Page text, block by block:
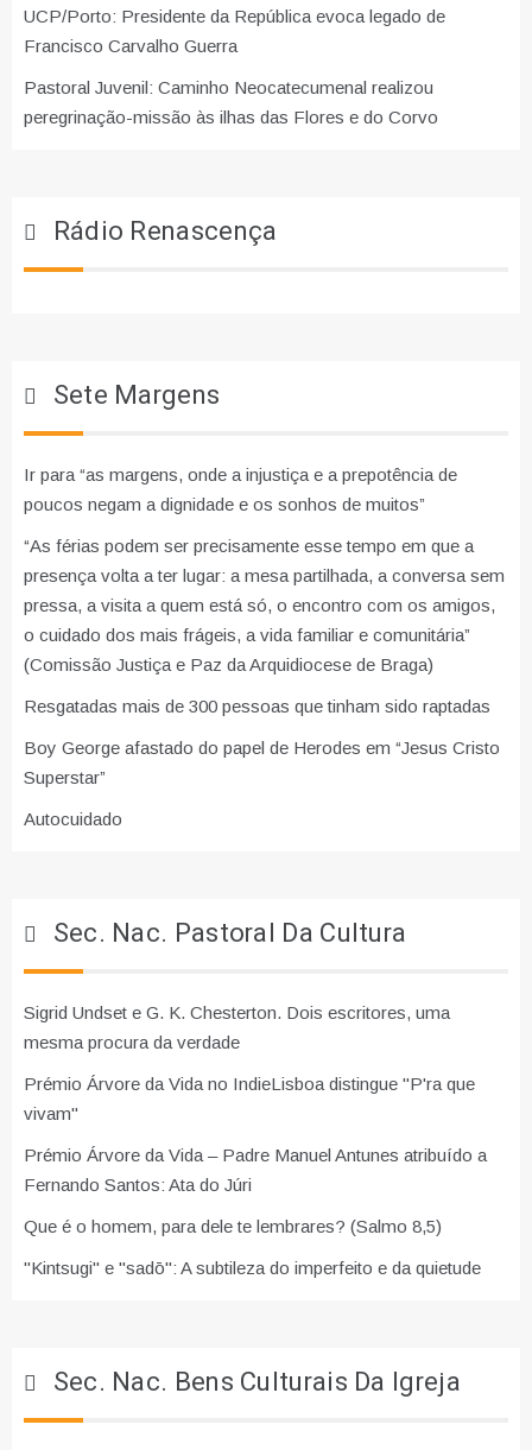
UCP/Porto: Presidente da República evoca legado de
Francisco Carvalho Guerra
Pastoral Juvenil: Caminho Neocatecumenal realizou
peregrinação-missão às ilhas das Flores e do Corvo
Rádio Renascença
Sete Margens
Ir para “as margens, onde a injustiça e a prepotência de
poucos negam a dignidade e os sonhos de muitos”
“As férias podem ser precisamente esse tempo em que a
presença volta a ter lugar: a mesa partilhada, a conversa sem
pressa, a visita a quem está só, o encontro com os amigos,
o cuidado dos mais frágeis, a vida familiar e comunitária”
(Comissão Justiça e Paz da Arquidiocese de Braga)
Resgatadas mais de 300 pessoas que tinham sido raptadas
Boy George afastado do papel de Herodes em “Jesus Cristo
Superstar”
Autocuidado
Sec. Nac. Pastoral Da Cultura
Sigrid Undset e G. K. Chesterton. Dois escritores, uma
mesma procura da verdade
Prémio Árvore da Vida no IndieLisboa distingue "P'ra que
vivam"
Prémio Árvore da Vida – Padre Manuel Antunes atribuído a
Fernando Santos: Ata do Júri
Que é o homem, para dele te lembrares? (Salmo 8,5)
"Kintsugi" e "sadō": A subtileza do imperfeito e da quietude
Sec. Nac. Bens Culturais Da Igreja